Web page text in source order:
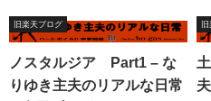
しまいました。この勢いは自分
で自分を褒めてあげたい。い
や、作品を褒めるべき？「冬の
ソナタ」を見てから、どうにも
脱力感があるという...
旧楽天ブログ
ノスタルジア Part1 – な
りゆき主夫のリアルな日常